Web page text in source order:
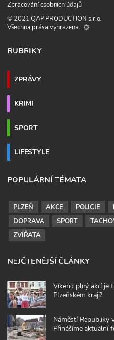
Zpracování osobních údajů
© 2021 QAP PRODUCTION s.r.o.
Všechna práva vyhrazena.
RUBRIKY
ZPRÁVY
KRIMI
SPORT
LIFESTYLE
POPULÁRNÍ TÉMATA
PLZEŇ AKCE POLICIE
DOPRAVA
SPORT
ZVÍŘATA
NEJČTENĚJŠÍ ČLÁNKY
Víkend plný akcí je
Plzeňském kraji?
Náměstí Republiky
Přinášíme aktuální